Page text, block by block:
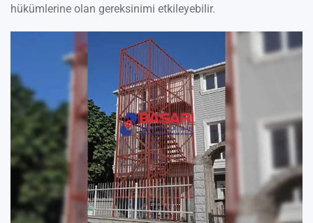
hükümlerine olan gereksinimi etkileyebilir.